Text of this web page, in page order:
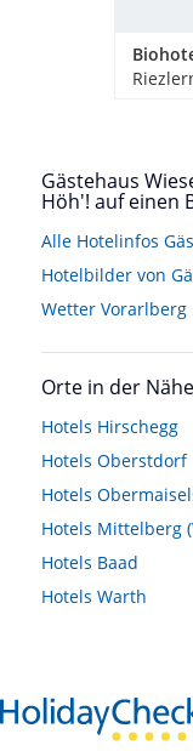
Gästehaus
Höh'! auf einen
Wetter Vorarlberg
Orte in der Nähe
Hotels Hirschegg
Hotels Oberstdorf
Hotels
Hotels Mittelberg
Hotels Baad
Hotels Warth